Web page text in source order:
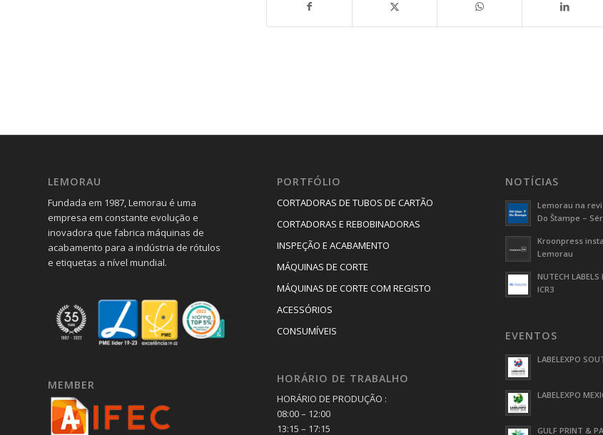
LEMORAU
Fundada em 1987, Lemorau é uma
empresa em constante evolução e
inovadora que fabrica máquinas de
acabamento para a indústria de rótulos
e etiquetas a nível mundial.
MEMBER
PORTFÓLIO
CORTADORAS DE TUBOS DE CARTÃO
CORTADORAS E REBOBINADORAS
INSPEÇÃO E ACABAMENTO
MÁQUINAS DE CORTE
MÁQUINAS DE CORTE COM REGISTO
ACESSÓRIOS
CONSUMÍVEIS
HORÁRIO DE TRABALHO
HORÁRIO DE PRODUÇÃO :
08:00 – 12:00
13:15 – 17:15
NOTÍCIAS
Lemorau na
Do Štampe –
Kroonpress
Lemorau
NUTECH
ICR3
EVENTOS
LABELEXPO
LABELEXPO
GULF PRINT &